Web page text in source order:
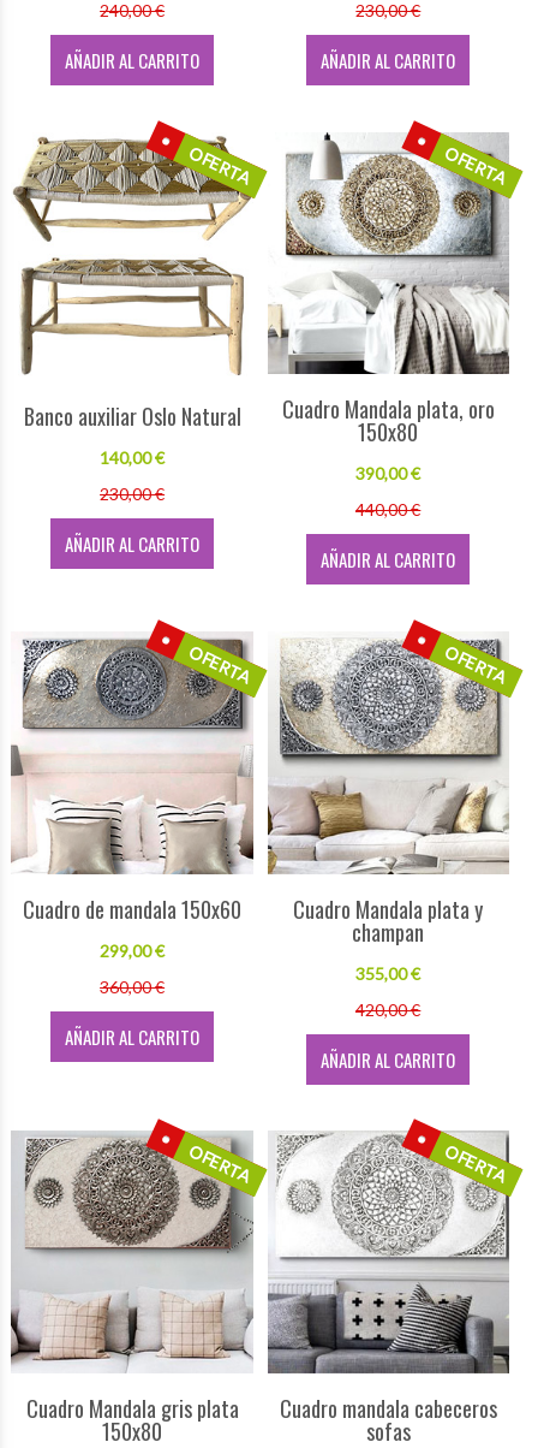
240,00 €
AÑADIR AL CARRITO
230,00 €
AÑADIR AL CARRITO
OFERTA
Banco auxiliar Oslo Natural
140,00 €
230,00 €
AÑADIR AL CARRITO
OFERTA
Cuadro Mandala plata, oro
150x80
390,00 €
440,00 €
AÑADIR AL CARRITO
OFERTA
Cuadro de mandala 150x60
299,00 €
360,00 €
AÑADIR AL CARRITO
OFERTA
Cuadro Mandala plata y
champan
355,00 €
420,00 €
AÑADIR AL CARRITO
OFERTA
Cuadro Mandala gris plata
150x80
OFERTA
Cuadro mandala cabeceros
sofas